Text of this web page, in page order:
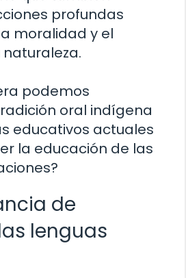
profundas
moralidad y el
podemos
oral indígena
educativos actuales
la educación de las
de
lenguas